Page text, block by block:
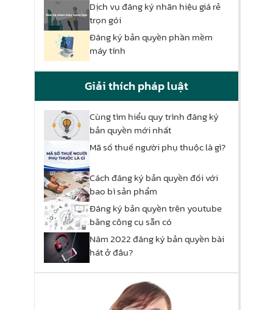
Dịch vụ đăng ký nhãn hiệu giá rẻ
trọn gói
Đăng ký bản quyền phần mềm
máy tính
Giải thích pháp luật
Cùng tìm hiểu quy trình đăng ký
bản quyền mới nhất
Mã số thuế người phụ thuộc là gì?
Cách đăng ký bản quyền đối với
bao bì sản phẩm
Đăng ký bản quyền trên youtube
bằng công cụ sẵn có
Năm 2022 đăng ký bản quyền bài
hát ở đâu?